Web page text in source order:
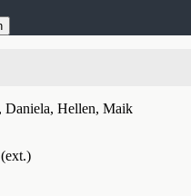
Daniela, Hellen, Maik
(ext.)